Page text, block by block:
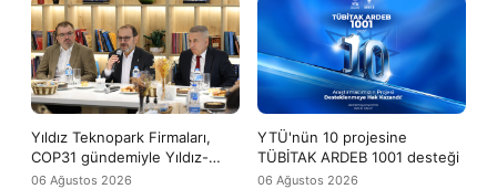
Yıldız Teknopark Firmaları,
COP31 gündemiyle Yıldız-
Tech buluşmasında bir araya
06 Ağustos 2026
YTÜ'nün 10 projesine
TÜBİTAK ARDEB 1001 desteği
06 Ağustos 2026